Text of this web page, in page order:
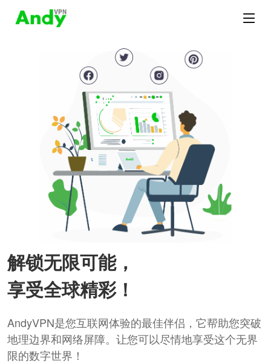
解锁无限可能，
享受全球精彩！
AndyVPN是您互联网体验的最佳伴侣，它帮助您突破
地理边界和网络屏障。让您可以尽情地享受这个无界
限的数字世界！